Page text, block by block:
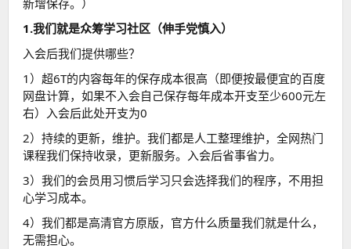
新增保存。）
1.我们就是众筹学习社区（伸手党慎入）
入会后我们提供哪些？
1）超6T的内容每年的保存成本很高（即便按最便宜的百度
网盘计算，如果不入会自己保存每年成本开支至少600元左
右）入会后此处开支为0
2）持续的更新，维护。我们都是人工整理维护，全网热门
课程我们保持收录，更新服务。入会后省事省力。
3）我们的会员用习惯后学习只会选择我们的程序，不用担
心学习成本。
4）我们都是高清官方原版，官方什么质量我们就是什么，
无需担心。